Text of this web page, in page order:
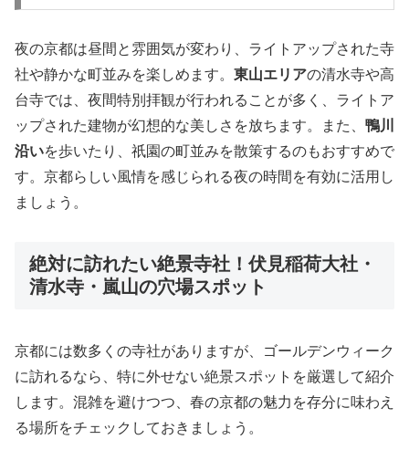
夜の京都は昼間と雰囲気が変わり、ライトアップされた寺
社や静かな町並みを楽しめます。 東山エリアの清水寺や高
台寺では、夜間特別拝観が行われることが多く、ライトア
ップされた建物が幻想的な美しさを放ちます。また、 鴨川
沿いを歩いたり、祇園の町並みを散策するのもおすすめで
す。京都らしい風情を感じられる夜の時間を有効に活用し
ましょう。
絶対に訪れたい絶景寺社！伏見稲荷大社・
清水寺・嵐山の穴場スポット
京都には数多くの寺社がありますが、ゴールデンウィーク
に訪れるなら、特に外せない絶景スポットを厳選して紹介
します。混雑を避けつつ、春の京都の魅力を存分に味わえ
る場所をチェックしておきましょう。